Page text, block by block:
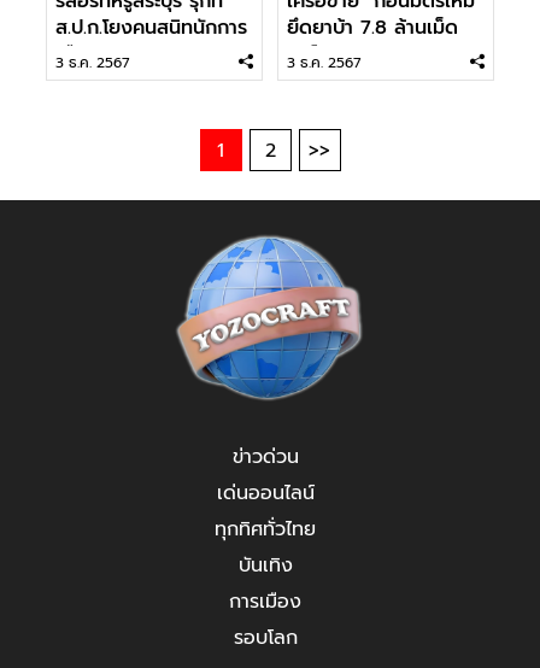
ส.ป.ก.โยงคนสนิทนักการ
เมือง
3 ธ.ค. 2567
ยึดยาบ้า 7.8 ล้านเม็ด
ไอซ์ 212 กก
3 ธ.ค. 2567
1 2 >>
ข่าวด่วน
เด่นออนไลน์
ทุกทิศทั่วไทย
บันเทิง
การเมือง
รอบโลก